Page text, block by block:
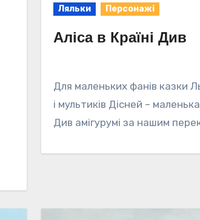
Ляльки Персонажі
Аліса в Країні Див
Для маленьких фанів казки Льюїса Керрола
і мультиків Дісней – маленька
Див амігурумі за нашим